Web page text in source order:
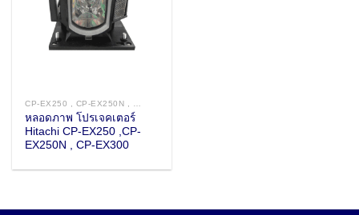
หลอดภาพ โปรเจคเตอร์
Hitachi CP-EX250 ,CP-
EX250N , CP-EX300